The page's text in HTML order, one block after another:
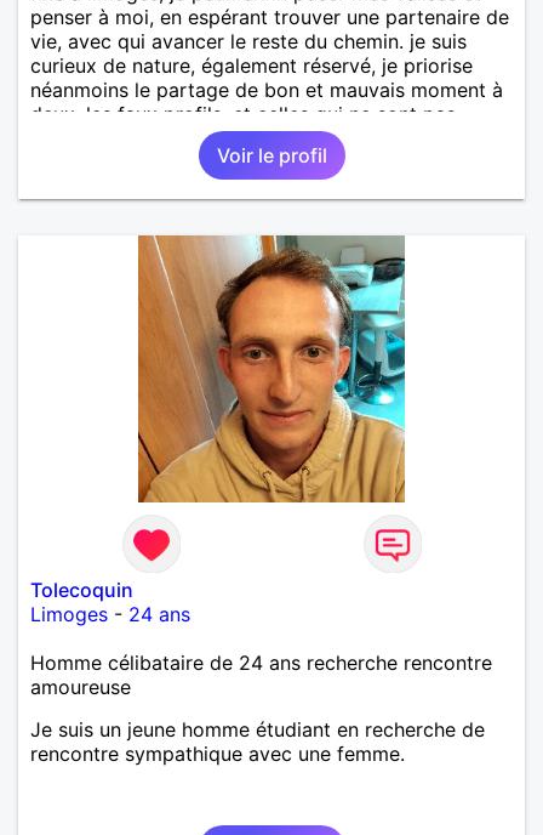
penser à moi, en espérant trouver une partenaire de
vie, avec qui avancer le reste du chemin. je suis
curieux de nature, également réservé, je priorise
néanmoins le partage de bon et mauvais moment à
deux. les faux profils, et celles qui ne sont pas
capable de courtoisie ou de respect je zappe !!!
c'est le minimum de répondre merci
Voir le profil
Tolecoquin
Limoges - 24 ans
Homme célibataire de 24 ans recherche rencontre
amoureuse
Je suis un jeune homme étudiant en recherche de
rencontre sympathique avec une femme.